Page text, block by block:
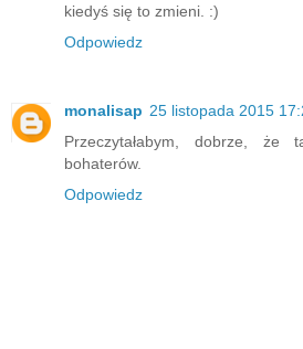
kiedyś się to zmieni. :)
Odpowiedz
monalisap 25 listopada 2015
Przeczytałabym, dobrze, że
bohaterów.
Odpowiedz